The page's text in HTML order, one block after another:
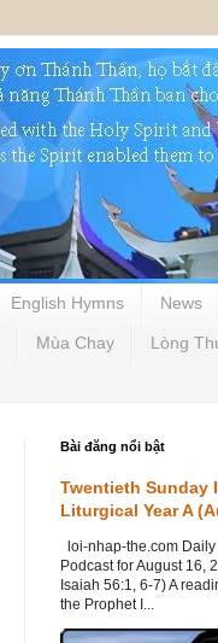
English Hymns News
Mùa Chay Lòng
Bài đăng nổi bật
Twentieth Sunday
Liturgical Year A
loi-nhap-the.com
Podcast for August 16,
Isaiah 56:1, 6-7) A
the Prophet I...